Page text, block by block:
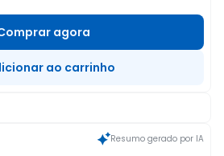
agora
ao carrinho
Resumo gerado por IA